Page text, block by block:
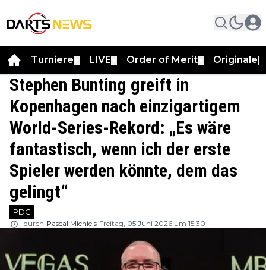
Turniere LIVE Order of Merit Originale
Stephen Bunting greift in
Kopenhagen nach einzigartigem
World-Series-Rekord: „Es wäre
fantastisch, wenn ich der erste
Spieler werden könnte, dem das
gelingt“
PDC
durch Pascal Michiels Freitag, 05 Juni 2026 um 15:30